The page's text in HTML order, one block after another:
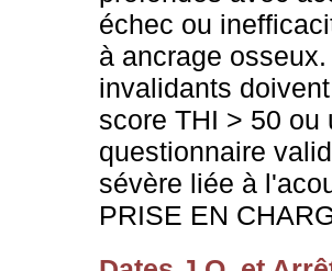
échec ou
à ancrage
invalidants
score THI > 50 ou
questionnaire
sévère liée à
PRISE EN